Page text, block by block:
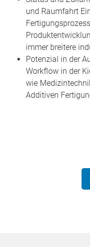
und Raumfahrt
immer breitere
Potenzial in der
Workflow in der
wie
Additiven